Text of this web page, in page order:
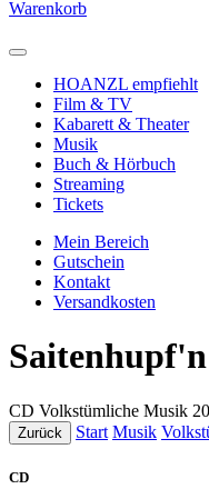
Warenkorb
HOANZL empfiehlt
Film & TV
Kabarett & Theater
Musik
Buch & Hörbuch
Streaming
Tickets
Mein Bereich
Gutschein
Kontakt
Versandkosten
Saitenhupf'n
CD Volkstümliche Musik
Zurück Start Musik
CD